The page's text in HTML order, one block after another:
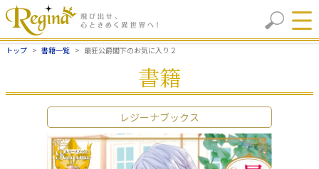
トップ 書籍一覧 最狂公爵閣下のお気に入り２
書籍
レジーナブックス